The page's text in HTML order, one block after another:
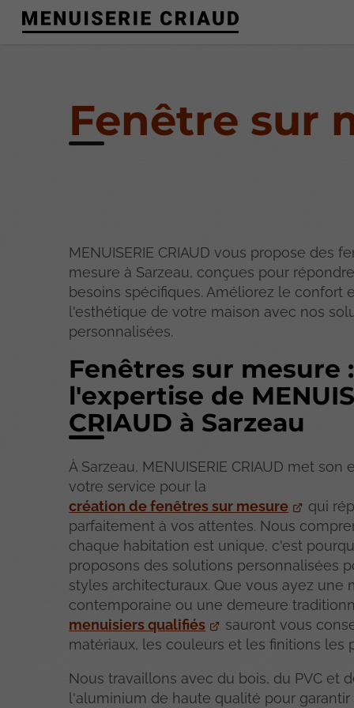
Fenêtre sur
MENUISERIE CRIAUD vous propose des
mesure à Sarzeau, conçues pour
besoins spécifiques. Améliorez le confort
l'esthétique de votre maison avec nos
personnalisées.
Fenêtres sur mesure :
l'expertise de
CRIAUD à Sarzeau
À Sarzeau, MENUISERIE CRIAUD met son
votre service pour la
création de fenêtres sur mesure
qui
parfaitement à vos attentes. Nous
chaque habitation est unique, c'est
proposons des solutions personnalisées
styles architecturaux. Que vous ayez une
contemporaine ou une demeure
menuisiers qualifiés
sauront vous
matériaux, les couleurs et les finitions les
Nous travaillons avec du bois, du PVC et
l'aluminium de haute qualité pour garantir